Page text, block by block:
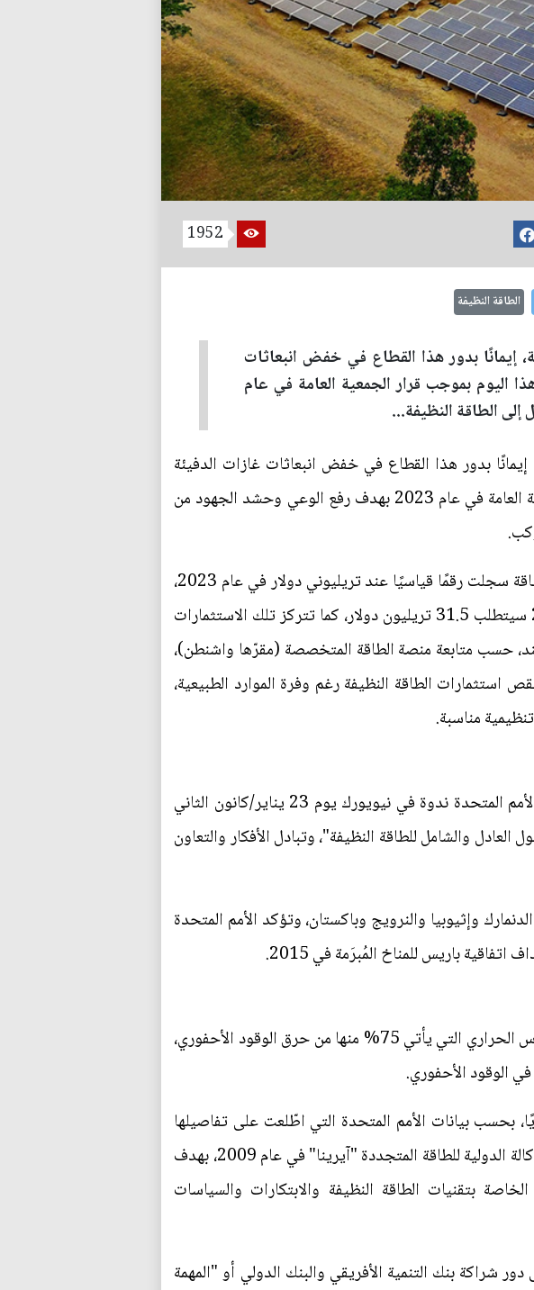
1952
الطاقة النظيفة
النظيفة، إيمانًا بدور هذا القطاع في خفض انبعاثات
اليوم بموجب قرار الجمعية العامة في عام
النظيفة، إيمانًا بدور هذا القطاع في خفض انبعاثات غازات الدفيئة
المسبّبة لظاهرة تغير المناخ، واختارت الأمم المتحدة هذا اليوم بموجب قرار الجمعية العامة في عام 2023 بهدف رفع الوعي وحشد الجهود من
وتشير بيانات الوكالة الدولية للطاقة المتجددة "آيرينا" إلى أن استثمارات تحول الطاقة سجلت رقمًا قياسيًا عند تريليوني دولار في عام 2023،
لكنه مازال بعيدًا جدًا عن تقديرات الوكالة التي تقول، إن تحقيق أهداف عام 2030 سيتطلب 31.5 تريليون دولار، كما تتركز تلك الاستثمارات
حسب متابعة منصة الطاقة المتخصصة (مقرّها واشنطن)،
الطاقة النظيفة رغم وفرة الموارد الطبيعية،
مناسبة.
احتفالًا بوم الطاقة النظيفة العالمي، عقدت إدارة الشؤون الاقتصادية والاجتماعية بالأمم المتحدة ندوة في نيويورك يوم 23 يناير/كانون الثاني
والشامل للطاقة النظيفة"، وتبادل الأفكار والتعاون
وإثيوبيا والنرويج وباكستان، وتؤكد الأمم المتحدة
ومن شأن التحول إلى الطاقة النظيفة أن يساعد في تقليل الانبعاثات المسبّبة للاحتباس الحراري التي يأتي 75% منها من حرق الوقود الأحفوري،
الملوثة في وفاة 3.2 مليون شخص سنويًا، بحسب بيانات الأمم المتحدة التي اطّلعت على تفاصيلها
منصة الطاقة المتخصصة، ويتزامن اليوم العالمي للطاقة النظيفة مع ذكرى تأسيس الوكالة الدولية للطاقة المتجددة "آيرينا" في عام 2009، بهدف
بتقنيات الطاقة النظيفة والابتكارات والسياسات
شراكة بنك التنمية الأفريقي والبنك الدولي أو "المهمة